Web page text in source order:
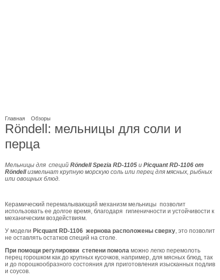
Главная Обзоры
Röndell: мельницы для соли и
перца
Мельницы для специй Röndell Spezia RD-1105 и Picquant RD-1106 от
Röndellизмельчат крупную морскую соль или перец для мясных, рыбных
или овощных блюд.
Керамический перемалывающий механизм мельницы позволит
использовать ее долгое время, благодаря гигиеничности и устойчивости к
механическим воздействиям.
У модели Picquant RD-1106 жернова расположены сверху, это позволит
не оставлять остатков специй на столе.
При помощи регулировки степени помола можно легко перемолоть
перец горошком как до крупных кусочков, например, для мясных блюд, так
и до порошкообразного состояния для приготовления изысканных подлив
и соусов.